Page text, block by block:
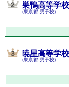
巣鴨高等学校
(東京都 男子校)
暁星高等学校
(東京都 男子校)